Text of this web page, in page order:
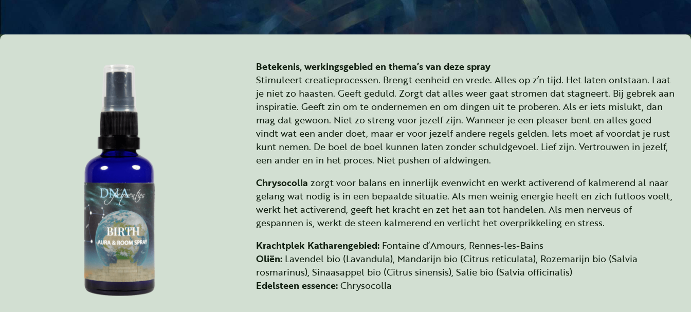
Betekenis, werkingsgebied en thema’s van deze spray
Stimuleert creatieprocessen. Brengt eenheid en vrede. Alles op z’n tijd. Het laten ontstaan. Laat
je niet zo haasten. Geeft geduld. Zorgt dat alles weer gaat stromen dat stagneert. Bij gebrek aan
inspiratie. Geeft zin om te ondernemen en om dingen uit te proberen. Als er iets mislukt, dan
mag dat gewoon. Niet zo streng voor jezelf zijn. Wanneer je een pleaser bent en alles goed
vindt wat een ander doet, maar er voor jezelf andere regels gelden. Iets moet af voordat je rust
kunt nemen. De boel de boel kunnen laten zonder schuldgevoel. Lief zijn. Vertrouwen in jezelf,
een ander en in het proces. Niet pushen of afdwingen.
Chrysocolla zorgt voor balans en innerlijk evenwicht en werkt activerend of kalmerend al naar
gelang wat nodig is in een bepaalde situatie. Als men weinig energie heeft en zich futloos voelt,
werkt het activerend, geeft het kracht en zet het aan tot handelen. Als men nerveus of
gespannen is, werkt de steen kalmerend en verlicht het overprikkeling en stress.
Krachtplek Katharengebied:Fontaine d’Amours, Rennes-les-Bains
Oliën:Lavendel bio (Lavandula), Mandarijn bio (Citrus reticulata), Rozemarijn bio (Salvia
rosmarinus), Sinaasappel bio (Citrus sinensis), Salie bio (Salvia officinalis)
Edelsteen essence:Chrysocolla